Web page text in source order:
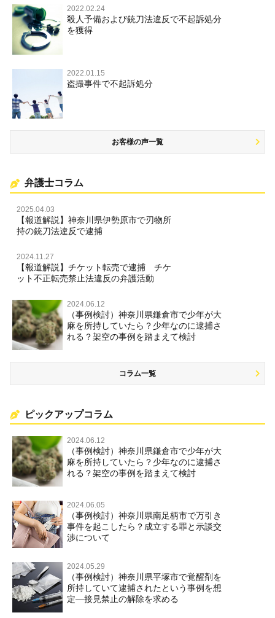
名誉棄損・侮辱
住居侵入等
名誉毀損・侮辱
2022.02.24
殺人予備および銃刀法違反で不起訴処分
を獲得
2022.01.15
盗撮事件で不起訴処分
お客様の声一覧
弁護士コラム
2025.04.03
【報道解説】神奈川県伊勢原市で刃物所
持の銃刀法違反で逮捕
2024.11.27
【報道解説】チケット転売で逮捕 チケ
ット不正転売禁止法違反の弁護活動
2024.06.12
（事例検討）神奈川県鎌倉市で少年が大
麻を所持していたら？少年なのに逮捕さ
れる？架空の事例を踏まえて検討
コラム一覧
ピックアップコラム
2024.06.12
（事例検討）神奈川県鎌倉市で少年が大
麻を所持していたら？少年なのに逮捕さ
れる？架空の事例を踏まえて検討
2024.06.05
（事例検討）神奈川県南足柄市で万引き
事件を起こしたら？成立する罪と示談交
渉について
2024.05.29
（事例検討）神奈川県平塚市で覚醒剤を
所持していて逮捕されたという事例を想
定―接見禁止の解除を求める